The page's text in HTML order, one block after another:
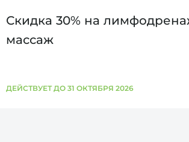
Скидка 30% на
массаж
ДЕЙСТВУЕТ ДО 31 ОКТЯБРЯ 2026